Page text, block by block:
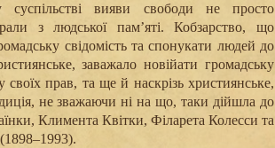
суспільстві вияви свободи не просто
з людської пам’яті. Кобзарство, що
свідомість та спонукати людей до
заважало новійати громадську
своїх прав, та ще й наскрізь християнське,
не зважаючи ні на що, таки дійшла до
Климента Квітки, Філарета Колесси та